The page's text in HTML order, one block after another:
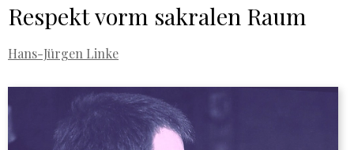
Respekt vorm sakralen Raum
Hans-Jürgen Linke